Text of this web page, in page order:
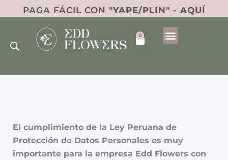
al
contenido
PAGA FÁCIL CON "YAPE/PLIN" - AQUÍ
0
Cart
El cumplimiento de la Ley Peruana de
Protección de Datos Personales es muy
importante para la empresa Edd Flowers con